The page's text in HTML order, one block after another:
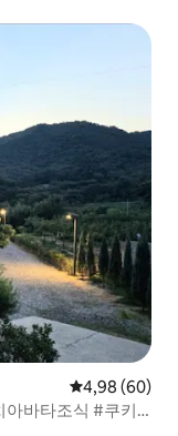
Gemiddelde
4,98 (60)